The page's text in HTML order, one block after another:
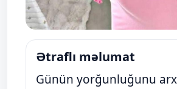
Ətraflı məlumat
Günün yorğunluğunu